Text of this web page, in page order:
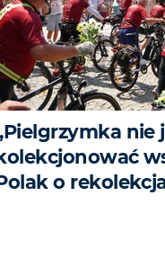
nie
o